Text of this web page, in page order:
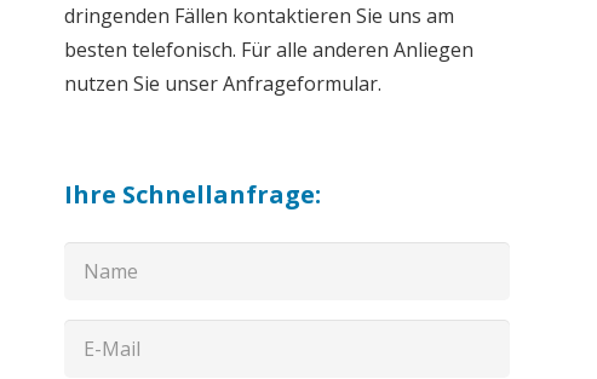
dringenden Fällen kontaktieren Sie uns am
besten telefonisch. Für alle anderen Anliegen
nutzen Sie unser Anfrageformular.
Ihre Schnellanfrage: